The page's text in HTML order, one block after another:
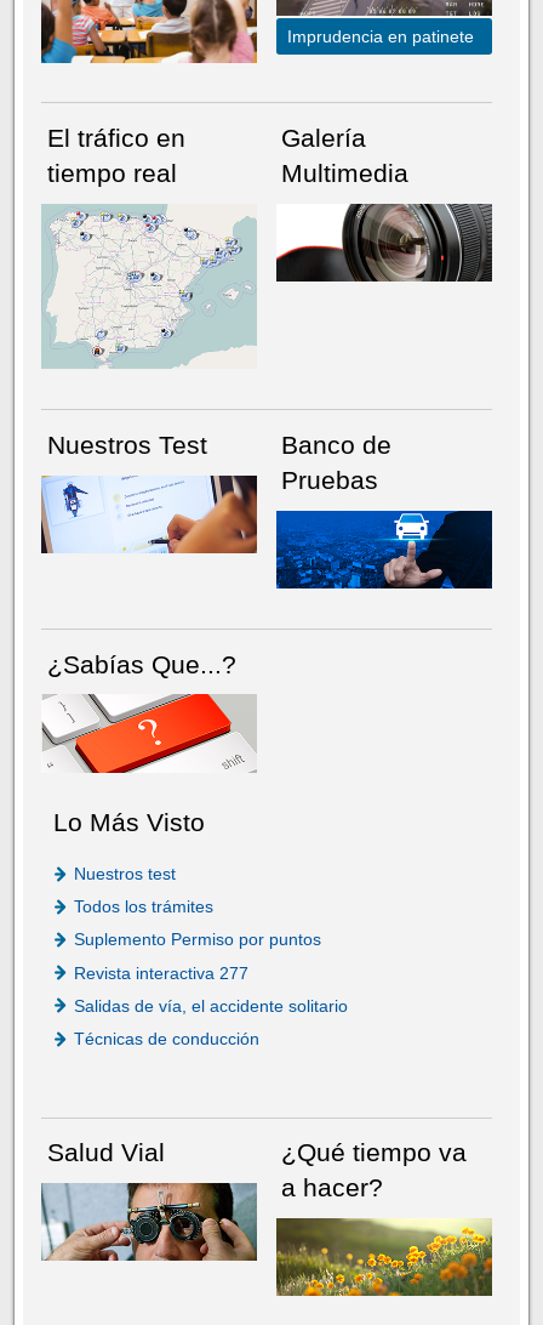
NÚMERO ACTUALHEMEROTECA
Imprudencia en patinete
El tráfico en
tiempo real
Galería
Multimedia
Nuestros Test
Banco de
Pruebas
¿Sabías Que...?
Lo Más Visto
Nuestros test
Todos los trámites
Suplemento Permiso por puntos
Revista interactiva 277
Salidas de vía, el accidente solitario
Técnicas de conducción
Salud Vial
¿Qué tiempo va
a hacer?